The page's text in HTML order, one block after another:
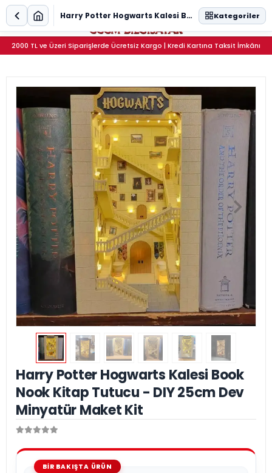
2000 TL ve Üzeri Siparişlerde Ücretsiz Kargo | Kredi Kartına Taksit İmkânı
0
Harry Potter Hogwarts Kalesi Book
Nook Kitap Tutucu - DIY 25cm Dev
Minyatür Maket Kit
Harry Potter Hogwarts Kalesi Book Nook Kitap Tutucu - DIY 25cm Dev Minyatür Maket Kit Kategoriler